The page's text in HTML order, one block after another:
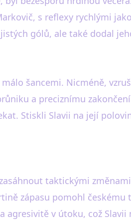
s reflexy rychlými
gólů, ale také dodal
šancemi. Nicméně,
a preciznímu
Stiskli Slavii na její
taktickými
zápasu pomohl
agresivitě v útoku, což